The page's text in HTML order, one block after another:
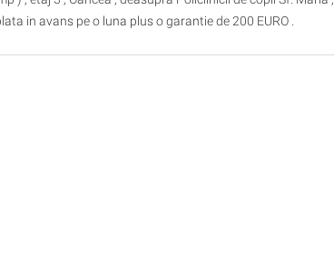
in avans pe o luna plus o garantie de 200 EURO .